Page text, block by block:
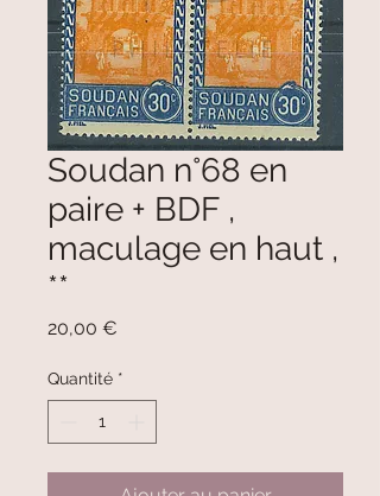
Soudan n°68 en
paire + BDF ,
maculage en haut ,
**
20,00 €
Quantité *